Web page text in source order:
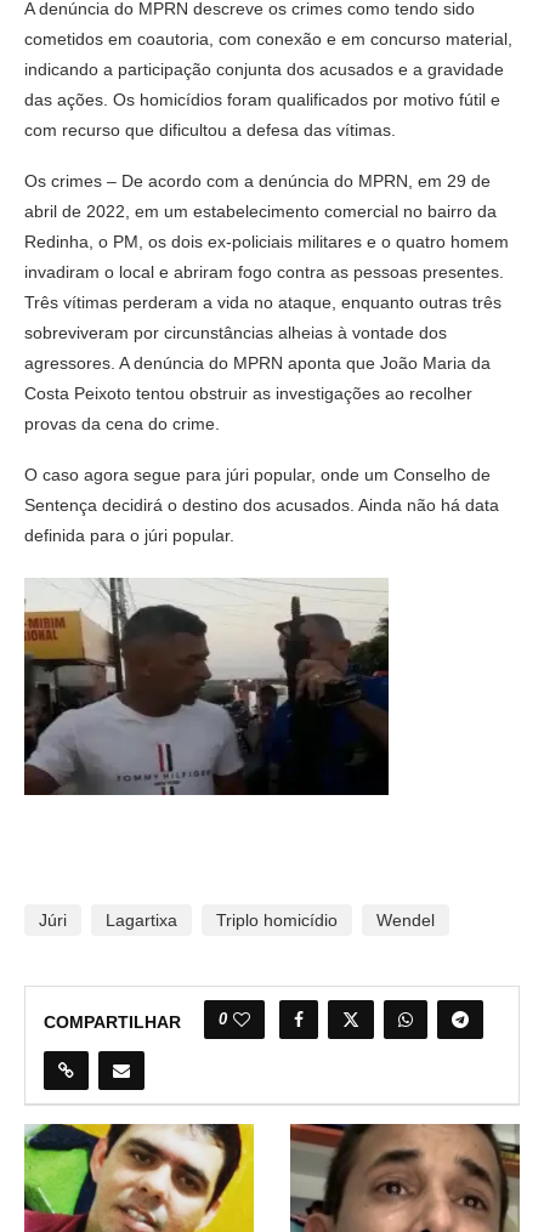
A denúncia do MPRN descreve os crimes como tendo sido
cometidos em coautoria, com conexão e em concurso material,
indicando a participação conjunta dos acusados e a gravidade
das ações. Os homicídios foram qualificados por motivo fútil e
com recurso que dificultou a defesa das vítimas.
Os crimes – De acordo com a denúncia do MPRN, em 29 de
abril de 2022, em um estabelecimento comercial no bairro da
Redinha, o PM, os dois ex-policiais militares e o quatro homem
invadiram o local e abriram fogo contra as pessoas presentes.
Três vítimas perderam a vida no ataque, enquanto outras três
sobreviveram por circunstâncias alheias à vontade dos
agressores. A denúncia do MPRN aponta que João Maria da
Costa Peixoto tentou obstruir as investigações ao recolher
provas da cena do crime.
O caso agora segue para júri popular, onde um Conselho de
Sentença decidirá o destino dos acusados. Ainda não há data
definida para o júri popular.
Júri Lagartixa Triplo homicídio Wendel
COMPARTILHAR 0